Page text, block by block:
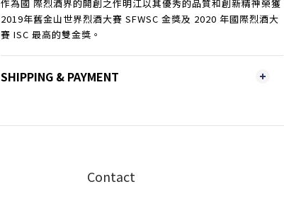
作為國 際烈酒界的開創之作明江以其優秀的品質和創新精神榮獲
2019年舊金山世界烈酒大賽 SFWSC 金獎及 2020 年國際烈酒大
賽 ISC 最高的雙金獎。
SHIPPING & PAYMENT
Contact